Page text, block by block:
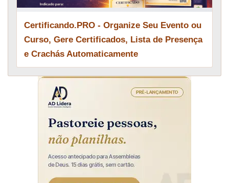
Certificando.PRO - Organize Seu Evento ou
Curso, Gere Certificados, Lista de Presença
e Crachás Automaticamente